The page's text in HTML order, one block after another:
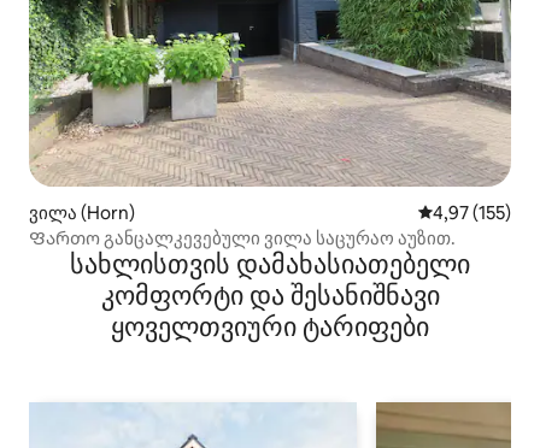
ვილა (Horn) საშუალო
4,97 (155)
Ფართო განცალკევებული ვილა საცურაო აუზით.
სახლისთვის დამახასიათებელი
კომფორტი და შესანიშნავი
ყოველთვიური ტარიფები